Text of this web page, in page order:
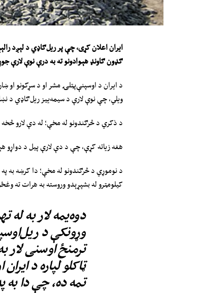
ایران اعلان کړی، چې پر ریل‌ګاډي د لېږد
ګډون ګاونډ هېوادونو ته به درې نوې لارې
د ایران د اوسپنې‌پټلۍ مشر او د سړکونو او
ویلي، چې نوې لارې د سیمه‌ییز ریل‌ګاډي د
د ذکري د څرګندونو له مخې؛ له دې لارو
هغه زیاته کړې، چې د دې لارې پیل د دواړو
کیلومټرو له بشپړېدو وروسته به هرات ته
دوه‌یمه لار به له
وړونکې د
ترمنځ اوسنی لار
ټاکلو لپاره د
تمه ده، چې دا به